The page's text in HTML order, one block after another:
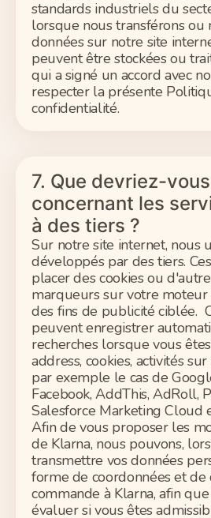
standards industriels du
lorsque nous transférons ou
données sur notre site
peuvent être stockées ou
qui a signé un accord avec
respecter la présente
confidentialité.
7. Que devriez-
concernant les
à des tiers ?
Sur notre site internet, nous
développés par des tiers.
placer des cookies ou
marqueurs sur votre moteur
des fins de publicité ciblée.
peuvent enregistrer
recherches lorsque vous
address, cookies, activités
par exemple le cas de
Facebook, AddThis, AdRoll,
Salesforce Marketing Cloud
Afin de vous proposer les
de Klarna, nous pouvons,
transmettre vos données
forme de coordonnées et de
commande à Klarna, afin
évaluer si vous êtes